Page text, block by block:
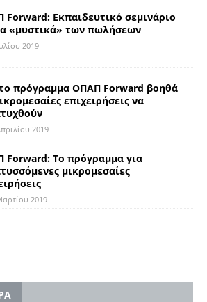
Εκπαιδευτικό σεμινάριο
«μυστικά» των πωλήσεων
2019
πρόγραμμα ΟΠΑΠ Forward βοηθά
επιχειρήσεις να
2019
Forward: Το πρόγραμμα για
μικρομεσαίες
2019